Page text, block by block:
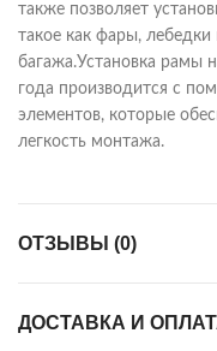
также позволяет
такое как фары,
багажа.Установка
года производится с
элементов, которые
легкость монтажа.
ОТЗЫВЫ (0)
ДОСТАВКА И